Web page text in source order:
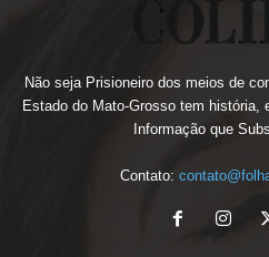
Não seja Prisioneiro dos meios de
Estado do Mato-Grosso tem história,
Informação que
Contato: